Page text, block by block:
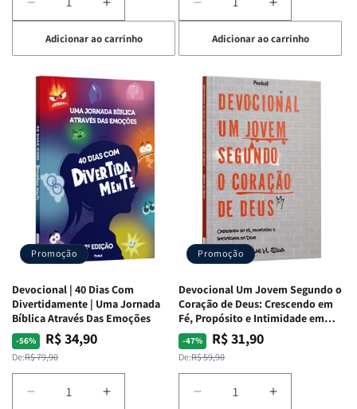
Diminuir
a
quantidade
de
Devocional
Quarto
de
Guerra
Isabelle
S.
Alves
Aumentar
a
quantidade
de
Devocional
Quarto
de
Guerra
|
Isabelle
S.
Alves
Adicionar ao carrinho
Diminuir
a
quantidade
de
Devocional
Café
com
Mulheres
da
Bíblia
Equipe
Teológica
Penkal
Aumentar
a
quantidade
de
Devocional
Café
com
Mulheres
da
Bíblia
|
Equipe
Teológica
Penkal
Adicionar ao carrinho
Promoção
Devocional | 40 Dias Com
Divertidamente | Uma Jornada
Bíblica Através Das Emoções
-56%
Preço
normal
De:R$ 79,90
Preço
promocional
R$ 34,90
Diminuir
Aumentar
Promoção
Devocional Um Jovem Segundo o
Coração de Deus: Crescendo em
Fé, Propósito e Intimidade em
Deus
-47%
Preço
normal
De:R$ 59,90
Preço
promocional
R$ 31,90
Diminuir
Aumentar